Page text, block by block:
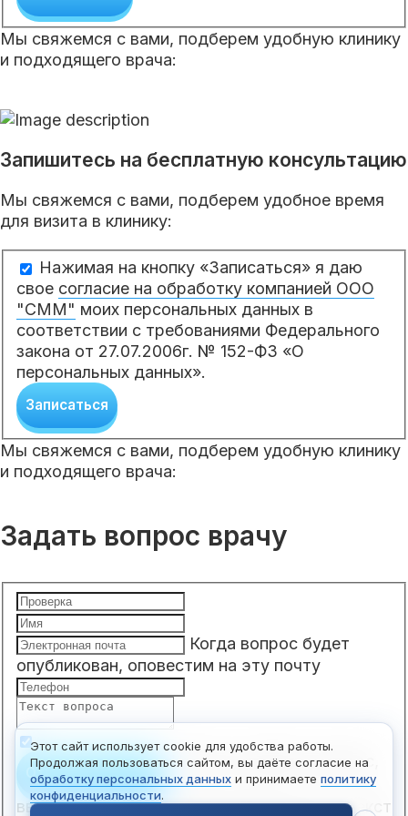
Этот сайт использует cookie для удобства работы.
Продолжая пользоваться сайтом, вы даёте согласие на
обработку персональных данных и принимаете политику
конфиденциальности.
Мы свяжемся с вами, подберем удобную клинику
и подходящего врача:
Запишитесь на бесплатную консультацию
Мы свяжемся с вами, подберем удобное время
для визита в клинику:
Нажимая на кнопку «Записаться» я даю
свое согласие на обработку компанией ООО
"СММ" моих персональных данных в
соответствии с требованиями Федерального
закона от 27.07.2006г. № 152-ФЗ «О
персональных данных».
Записаться
Мы свяжемся с вами, подберем удобную клинику
и подходящего врача:
Задать вопрос врачу
Когда вопрос будет
опубликован, оповестим на эту почту
Отправить вопрос
Чтобы отправить вопрос,
введите ваше имя, электронную почту и текст